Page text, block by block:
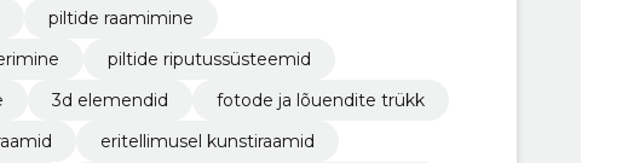
piltide raamimine
piltide riputussüsteemid
3d elemendid
fotode ja lõuendite trükk
eritellimusel kunstiraamid